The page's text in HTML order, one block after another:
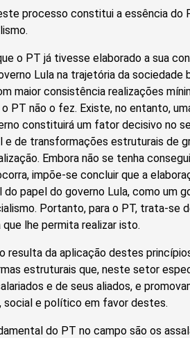
processo constitui a essência do
o PT já tivesse elaborado a sua
Lula na trajetória da sociedade
maior consistência realizações
PT não o fez. Existe, no entanto,
constituirá um fator decisivo no
e de transformações estruturais de
Embora não se tenha
impõe-se concluir que a
papel do governo Lula, como um
Portanto, para o PT, trata-se
que lhe permita realizar isto.
resulta da aplicação destes
estruturais que, neste setor
e de seus aliados, e
social e político em favor destes.
do PT no campo são os